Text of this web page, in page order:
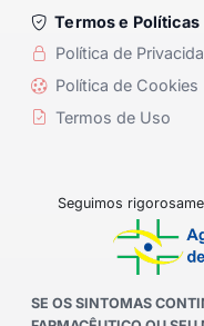
Termos e Políticas
Política de
Política de Cookies
Termos de Uso
Seguimos
SE OS SINTOMAS